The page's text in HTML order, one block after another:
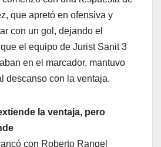
que apretó en ofensiva y
con un gol, dejando el
el equipo de Jurist Sanit 3
en el marcador, mantuvo
descanso con la ventaja.
la ventaja, pero
con Roberto Rangel